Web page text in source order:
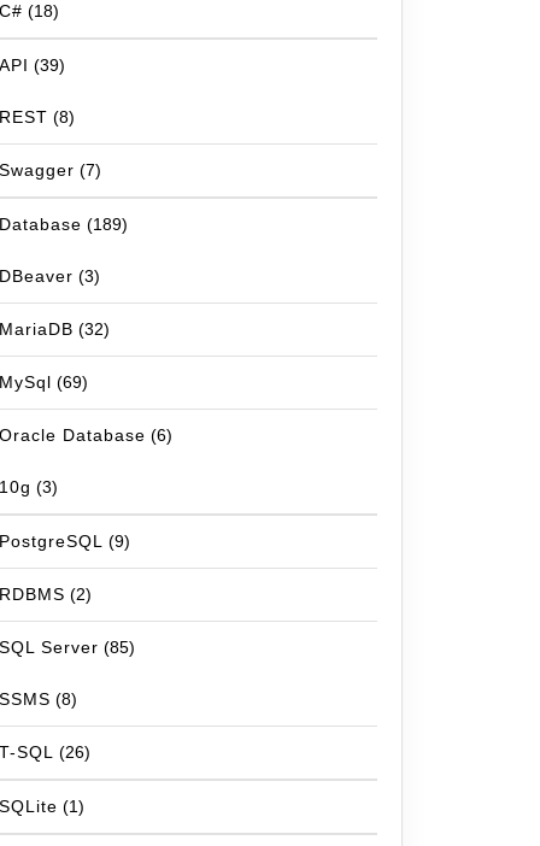
C# (18)
API (39)
REST (8)
Swagger (7)
Database (189)
DBeaver (3)
MariaDB (32)
MySql (69)
Oracle Database (6)
10g (3)
PostgreSQL (9)
RDBMS (2)
SQL Server (85)
SSMS (8)
T-SQL (26)
SQLite (1)